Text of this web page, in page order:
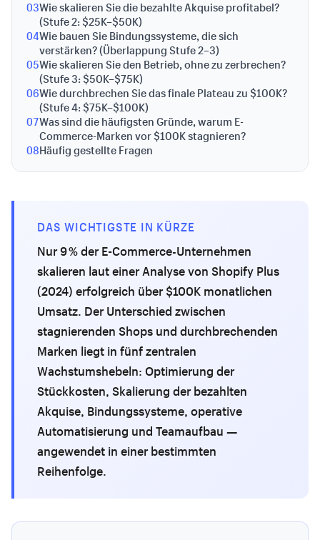
03Wie skalieren Sie die bezahlte Akquise profitabel?
(Stufe 2: $25K–$50K)
04Wie bauen Sie Bindungssysteme, die sich
verstärken? (Überlappung Stufe 2–3)
05Wie skalieren Sie den Betrieb, ohne zu zerbrechen?
(Stufe 3: $50K–$75K)
06Wie durchbrechen Sie das finale Plateau zu $100K?
(Stufe 4: $75K–$100K)
07Was sind die häufigsten Gründe, warum E-
Commerce-Marken vor $100K stagnieren?
08Häufig gestellte Fragen
DAS WICHTIGSTE IN KÜRZE
Nur 9 % der E-Commerce-Unternehmen
skalieren laut einer Analyse von Shopify Plus
(2024) erfolgreich über $100K monatlichen
Umsatz. Der Unterschied zwischen
stagnierenden Shops und durchbrechenden
Marken liegt in fünf zentralen
Wachstumshebeln: Optimierung der
Stückkosten, Skalierung der bezahlten
Akquise, Bindungssysteme, operative
Automatisierung und Teamaufbau —
angewendet in einer bestimmten
Reihenfolge.